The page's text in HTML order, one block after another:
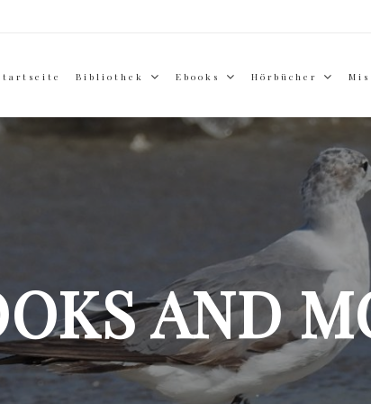
Bibliothek Ebooks Hörbücher
AND